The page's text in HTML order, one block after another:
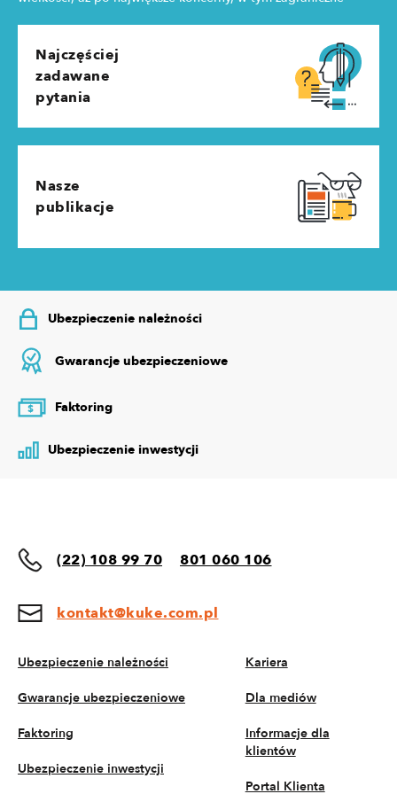
Najczęściej
zadawane
pytania
Nasze
publikacje
Ubezpieczenie należności
Gwarancje ubezpieczeniowe
$ Faktoring
Ubezpieczenie inwestycji
(22) 108 99 70 801 060 106
kontakt@kuke.com.pl
Ubezpieczenie należności
Gwarancje ubezpieczeniowe
Faktoring
Ubezpieczenie inwestycji
Kariera
Dla mediów
Informacje dla
klientów
Portal Klienta